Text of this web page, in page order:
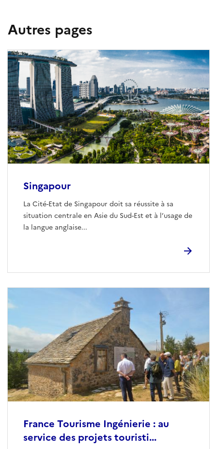
Autres pages
Singapour
La Cité-Etat de Singapour doit sa réussite à sa
situation centrale en Asie du Sud-Est et à l’usage de
la langue anglaise...
France Tourisme Ingénierie : au
service des projets touristi...